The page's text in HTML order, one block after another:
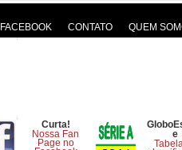
FACEBOOK CONTATO QUEM
Curta!
Nossa Fan
Page no
e